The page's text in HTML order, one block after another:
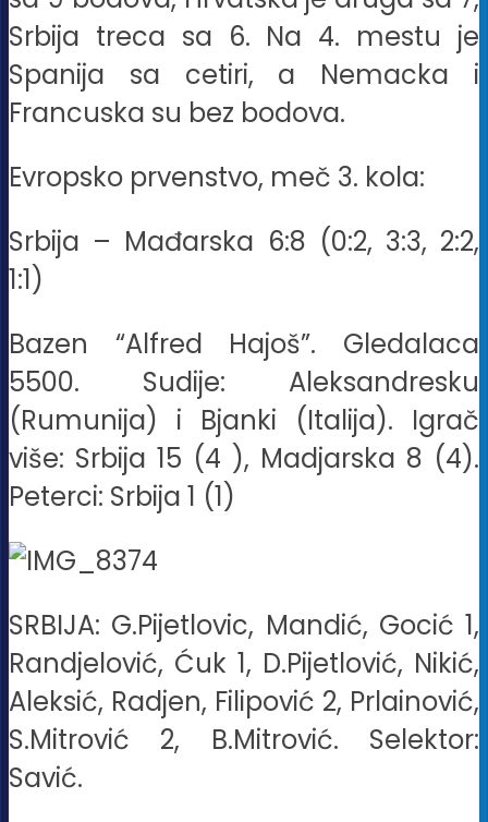
Srbija treca sa 6. Na 4. mestu je
Spanija sa cetiri, a Nemacka i
Francuska su bez bodova.
Evropsko prvenstvo, meč 3. kola:
Srbija – Mađarska 6:8 (0:2, 3:3, 2:2,
1:1)
Bazen “Alfred Hajoš”. Gledalaca
5500. Sudije: Aleksandresku
(Rumunija) i Bjanki (Italija). Igrač
više: Srbija 15 (4 ), Madjarska 8 (4).
Peterci: Srbija 1 (1)
SRBIJA: G.Pijetlovic, Mandić, Gocić 1,
Randjelović, Ćuk 1, D.Pijetlović, Nikić,
Aleksić, Radjen, Filipović 2, Prlainović,
S.Mitrović 2, B.Mitrović. Selektor:
Savić.